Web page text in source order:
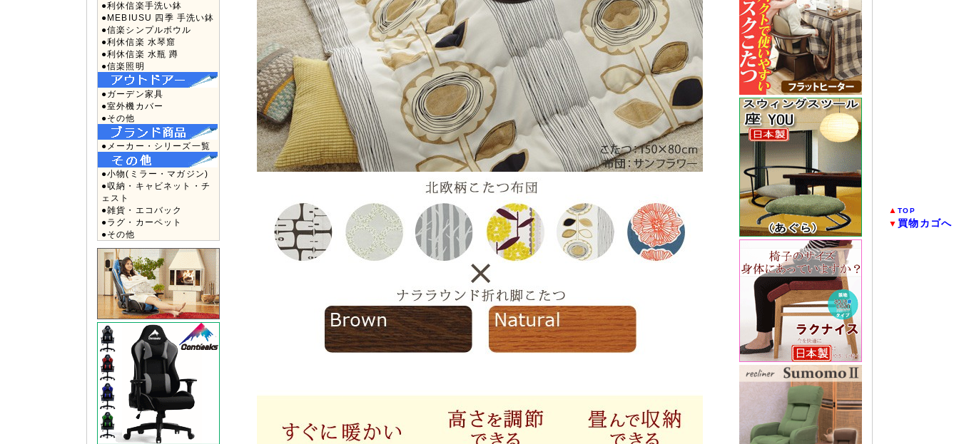
●利休信楽手洗い鉢
●MEBIUSU 四季 手洗い鉢
●信楽シンプルボウル
●利休信楽 水琴窟
●利休信楽 水瓶 蹲
●信楽照明
●ガーデン家具
●室外機カバー
●その他
●メーカー・シリーズ一覧
●小物(ミラー・マガジン)
●収納・キャビネット・チ
ェスト
●雑貨・エコバック
●ラグ・カーペット
●その他
▲TOP
▼ 買物カゴへ